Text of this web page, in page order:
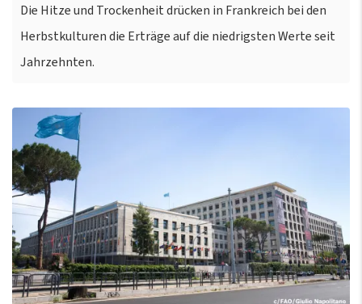
Die Hitze und Trockenheit drücken in Frankreich bei den
Herbstkulturen die Erträge auf die niedrigsten Werte seit
Jahrzehnten.